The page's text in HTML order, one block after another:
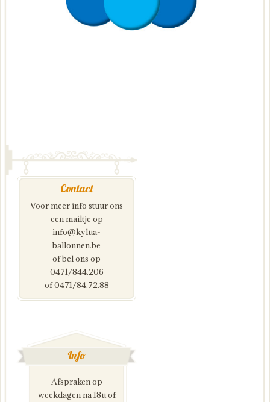
Contact
Voor meer info stuur ons
een mailtje op
info@kylua-
ballonnen.be
of bel ons op
0471/844.206
of 0471/84.72.88
Info
Afspraken op
weekdagen na 18u of